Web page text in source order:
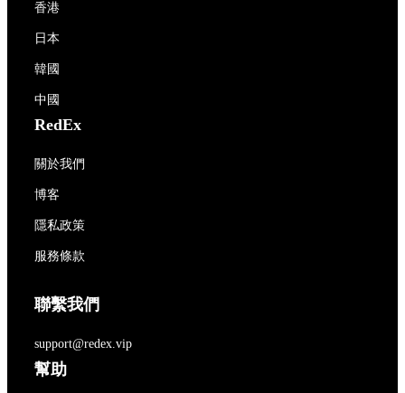
香港
日本
韓國
中國
RedEx
關於我們
博客
隱私政策
服務條款
聯繫我們
support@redex.vip
幫助